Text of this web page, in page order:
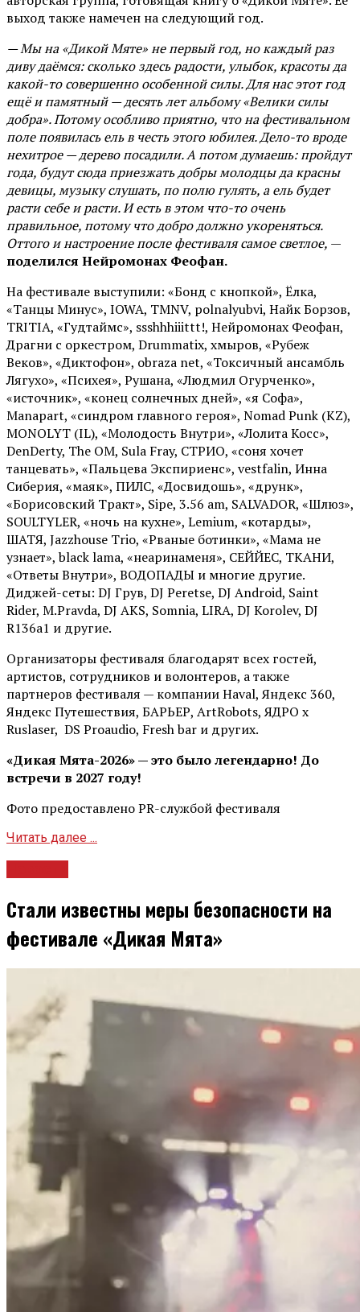
выход также намечен на следующий год.
— Мы на «Дикой Мяте» не первый год, но каждый раз
диву даёмся: сколько здесь радости, улыбок, красоты да
какой-то совершенно особенной силы. Для нас этот год
ещё и памятный — десять лет альбому «Велики силы
добра». Потому особливо приятно, что на фестивальном
поле появилась ель в честь этого юбилея. Дело-то вроде
нехитрое — дерево посадили. А потом думаешь: пройдут
года, будут сюда приезжать добры молодцы да красны
девицы, музыку слушать, по полю гулять, а ель будет
расти себе и расти. И есть в этом что-то очень
правильное, потому что добро должно укореняться.
Оттого и настроение после фестиваля самое светлое, —
поделился Нейромонах Феофан.
На фестивале выступили: «Бонд с кнопкой», Ёлка,
«Танцы Минус», IOWA, TMNV, polnalyubvi, Найк Борзов,
TRITIA, «Гудтаймс», ssshhhiiittt!, Нейромонах Феофан,
Драгни с оркестром, Drummatix, хмыров, «Рубеж
Веков», «Диктофон», obraza net, «Токсичный ансамбль
Лягухо», «Психея», Рушана, «Людмил Огурченко»,
«источник», «конец солнечных дней», «я Софа»,
Manapart, «синдром главного героя», Nomad Punk (KZ),
MONOLYT (IL), «Молодость Внутри», «Лолита Косс»,
DenDerty, The OM, Sula Fray, СТРИО, «соня хочет
танцевать», «Пальцева Экспириенс», vestfalin, Инна
Сиберия, «маяк», ПИЛС, «Досвидошь», «друнк»,
«Борисовский Тракт», Sipe, 3.56 am, SALVADOR, «Шлюз»,
SOULTYLER, «ночь на кухне», Lemium, «котарды»,
ШАТЯ, Jazzhouse Trio, «Рваные ботинки», «Мама не
узнает», black lama, «неаринаменя», СЕЙЙЕС, ТКАНИ,
«Ответы Внутри», ВОДОПАДЫ и многие другие.
Диджей-сеты: DJ Грув, DJ Peretse, DJ Android, Saint
Rider, М.Pravda, DJ AKS, Somnia, LIRA, DJ Korolev, DJ
R136a1 и другие.
Организаторы фестиваля благодарят всех гостей,
артистов, сотрудников и волонтеров, а также
партнеров фестиваля — компании Haval, Яндекс 360,
Яндекс Путешествия, БАРЬЕР, ArtRobots, ЯДРО х
Ruslaser, DS Proaudio, Fresh bar и других.
«Дикая Мята-2026» — это было легендарно! До
встречи в 2027 году!
Фото предоставлено PR-службой фестиваля
Читать далее ...
Стали известны меры безопасности на
фестивале «Дикая Мята»